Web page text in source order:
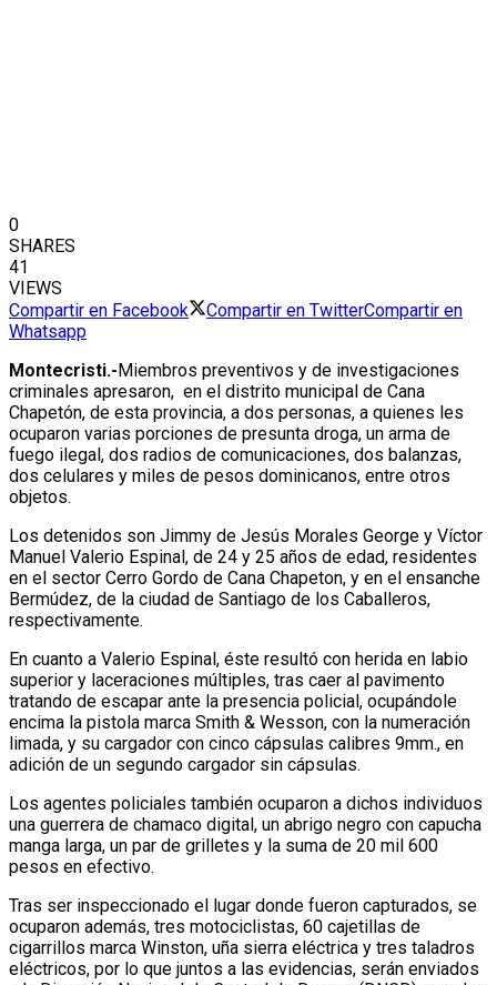
0
SHARES
41
VIEWS
Compartir en Facebook
Compartir en TwitterCompartir en
Whatsapp
Montecristi.-Miembros preventivos y de investigaciones
criminales apresaron, en el distrito municipal de Cana
Chapetón, de esta provincia, a dos personas, a quienes les
ocuparon varias porciones de presunta droga, un arma de
fuego ilegal, dos radios de comunicaciones, dos balanzas,
dos celulares y miles de pesos dominicanos, entre otros
objetos.
Los detenidos son Jimmy de Jesús Morales George y Víctor
Manuel Valerio Espinal, de 24 y 25 años de edad, residentes
en el sector Cerro Gordo de Cana Chapeton, y en el ensanche
Bermúdez, de la ciudad de Santiago de los Caballeros,
respectivamente.
En cuanto a Valerio Espinal, éste resultó con herida en labio
superior y laceraciones múltiples, tras caer al pavimento
tratando de escapar ante la presencia policial, ocupándole
encima la pistola marca Smith & Wesson, con la numeración
limada, y su cargador con cinco cápsulas calibres 9mm., en
adición de un segundo cargador sin cápsulas.
Los agentes policiales también ocuparon a dichos individuos
una guerrera de chamaco digital, un abrigo negro con capucha
manga larga, un par de grilletes y la suma de 20 mil 600
pesos en efectivo.
Tras ser inspeccionado el lugar donde fueron capturados, se
ocuparon además, tres motociclistas, 60 cajetillas de
cigarrillos marca Winston, uña sierra eléctrica y tres taladros
eléctricos, por lo que juntos a las evidencias, serán enviados